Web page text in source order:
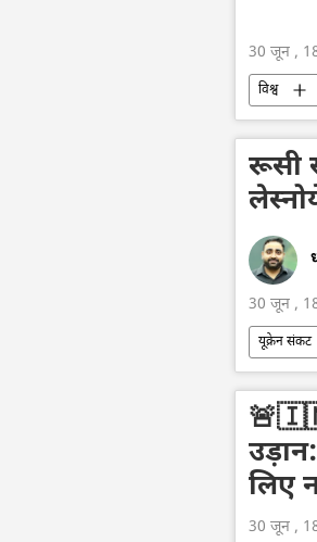
30 जून ,
विश्व
रूसी
30 जून ,
यूक्रेन संकट
यूक्रेन की
रक्षा
लिए
30 जून ,